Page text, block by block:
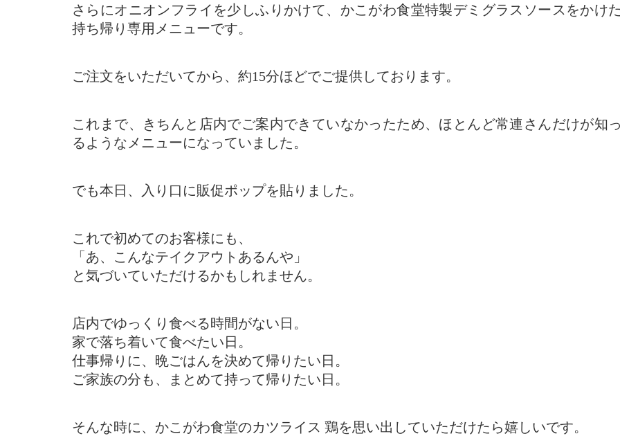
さらにオニオンフライを少しふりかけて、かこがわ食堂特製デミグラスソースをかけ
持ち帰り専用メニューです。
ご注文をいただいてから、約15分ほどでご提供しております。
これまで、きちんと店内でご案内できていなかったため、ほとんど常連さんだけが知
るようなメニューになっていました。
でも本日、入り口に販促ポップを貼りました。
これで初めてのお客様にも、
「あ、こんなテイクアウトあるんや」
と気づいていただけるかもしれません。
店内でゆっくり食べる時間がない日。
家で落ち着いて食べたい日。
仕事帰りに、晩ごはんを決めて帰りたい日。
ご家族の分も、まとめて持って帰りたい日。
そんな時に、かこがわ食堂のカツライス 鶏を思い出していただけたら嬉しいです。